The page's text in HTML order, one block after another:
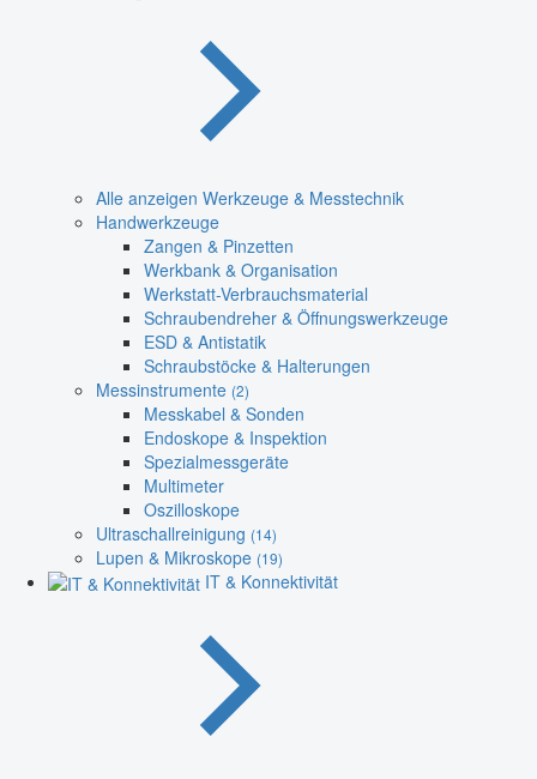
Alle anzeigen Werkzeuge & Messtechnik
Handwerkzeuge
Zangen & Pinzetten
Werkbank & Organisation
Werkstatt-Verbrauchsmaterial
Schraubendreher & Öffnungswerkzeuge
ESD & Antistatik
Schraubstöcke & Halterungen
Messinstrumente (2)
Messkabel & Sonden
Endoskope & Inspektion
Spezialmessgeräte
Multimeter
Oszilloskope
Ultraschallreinigung (14)
Lupen & Mikroskope (19)
IT & Konnektivität